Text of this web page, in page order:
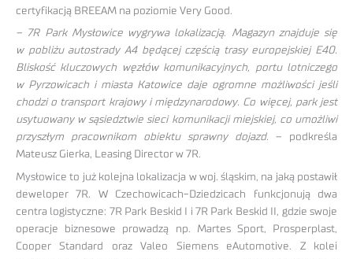
certyfikacją BREEAM na poziomie Very Good.
– 7R Park Mysłowice wygrywa lokalizacją. Magazyn znajduje się
w pobliżu autostrady A4 będącej częścią trasy europejskiej E40.
Bliskość kluczowych węzłów komunikacyjnych, portu lotniczego
w Pyrzowicach i miasta Katowice daje ogromne możliwości jeśli
chodzi o transport krajowy i międzynarodowy. Co więcej, park jest
usytuowany w sąsiedztwie sieci komunikacji miejskiej, co umożliwi
przyszłym pracownikom obiektu sprawny dojazd. – podkreśla
Mateusz Gierka, Leasing Director w 7R.
Mysłowice to już kolejna lokalizacja w woj. śląskim, na jaką postawił
deweloper 7R. W Czechowicach-Dziedzicach funkcjonują dwa
centra logistyczne: 7R Park Beskid I i 7R Park Beskid II, gdzie swoje
operacje biznesowe prowadzą np. Martes Sport, Prosperplast,
Cooper Standard oraz Valeo Siemens eAutomotive. Z kolei